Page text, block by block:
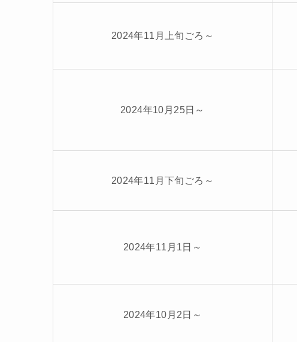
2024年11月上旬ごろ～
2024年10月25日～
2024年11月下旬ごろ～
2024年11月1日～
2024年10月2日～